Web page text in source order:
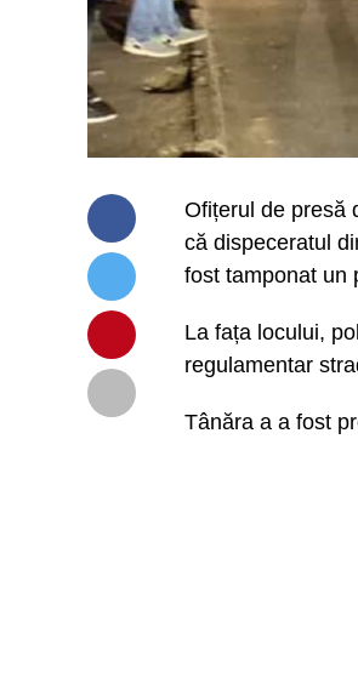
Ofițerul de presă
că dispeceratul
fost tamponat un
La fața locului,
regulamentar
Tânăra a a fost